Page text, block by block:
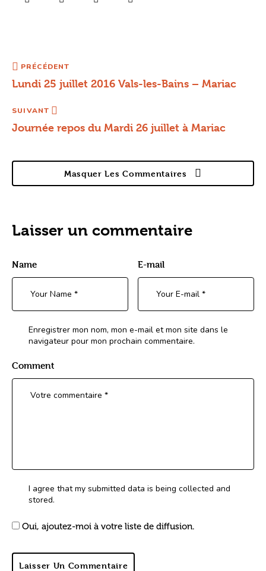
PRÉCÉDENT
Lundi 25 juillet 2016 Vals-les-Bains – Mariac
SUIVANT
Journée repos du Mardi 26 juillet à Mariac
Masquer Les Commentaires
Laisser un commentaire
Name E-mail
Enregistrer mon nom, mon e-mail et mon site dans le
navigateur pour mon prochain commentaire.
Comment
I agree that my submitted data is being collected and
stored.
Oui, ajoutez-moi à votre liste de diffusion.
Laisser Un Commentaire